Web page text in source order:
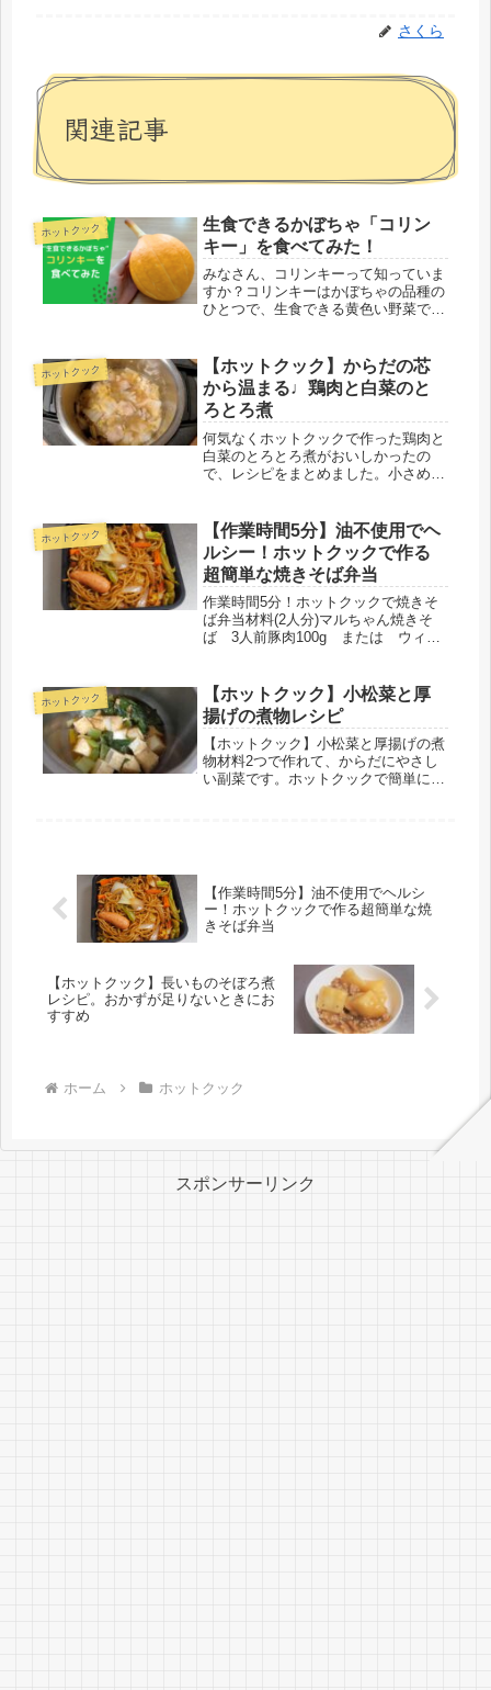
さくら
関連記事
ホットクック
生食できるかぼちゃ「コリン
キー」を食べてみた！
みなさん、コリンキーって知っていま
すか？コリンキーはかぼちゃの品種の
ひとつで、生食できる黄色い野菜で
いう地元の野菜やお土産を取り扱って
いるお店で見つけました。初めて見る
野菜...
ホットクック
【ホットクック】からだの芯
から温まる♩鶏肉と白菜のと
ろとろ煮
何気なくホットクックで作った鶏肉と
白菜のとろとろ煮がおいしかったの
で、レシピをまとめました。小さめに
白菜のとろとろ煮参考にしたレシピは
ホットクックじゃなく、お鍋で作るレ
シピ...
ホットクック
【作業時間5分】油不使用でヘ
ルシー！ホットクックで作る
超簡単な焼きそば弁当
作業時間5分！ホットクックで焼きそ
ば弁当材料(2人分)マルちゃん焼きそ
ば 3人前豚肉100g または ウィン
は3袋入り。1袋余っても使いづらいの
で、私は3袋一気に使っちゃ...
ホットクック
【ホットクック】小松菜と厚
揚げの煮物レシピ
【ホットクック】小松菜と厚揚げの煮
物材料2つで作れて、からだにやさし
い副菜です。ホットクックで簡単に作
【作業時間5分】油不使用でヘルシ
ー！ホットクックで作る超簡単な焼
きそば弁当
【ホットクック】長いものそぼろ煮
レシピ。おかずが足りないときにお
すすめ
ホーム ホットクック
スポンサーリンク